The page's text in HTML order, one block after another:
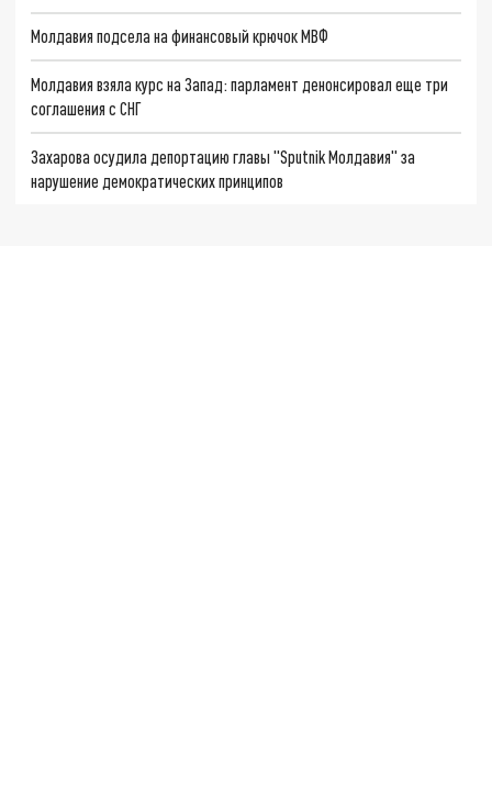
Молдавия подсела на финансовый крючок МВФ
Молдавия взяла курс на Запад: парламент денонсировал еще три
соглашения с СНГ
Захарова осудила депортацию главы "Sputnik Молдавия" за
нарушение демократических принципов